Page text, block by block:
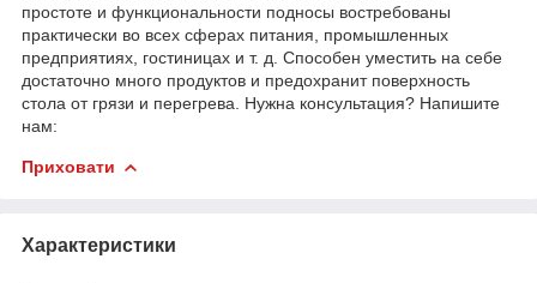
простоте и функциональности подносы востребованы
практически во всех сферах питания, промышленных
предприятиях, гостиницах и т. д. Способен уместить на себе
достаточно много продуктов и предохранит поверхность
стола от грязи и перегрева. Нужна консультация? Напишите
нам:
Приховати
Характеристики